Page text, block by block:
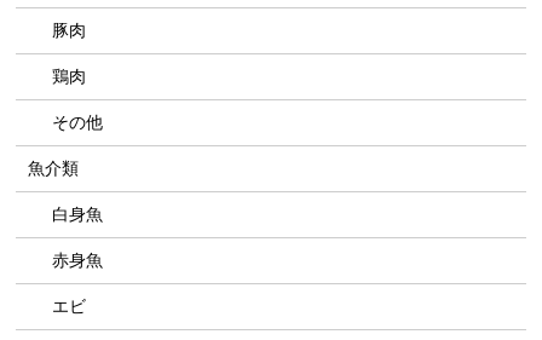
豚肉
鶏肉
その他
魚介類
白身魚
赤身魚
エビ